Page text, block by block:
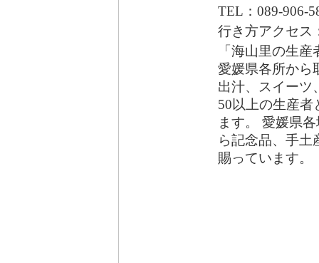
TEL：089-906-
行き方アクセス
「海山里の生
愛媛県各所から
出汁、スイーツ
50以上の生産者
ます。 愛媛県
ら記念品、手土
賜っています。